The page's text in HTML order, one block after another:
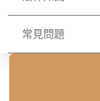
常見問題